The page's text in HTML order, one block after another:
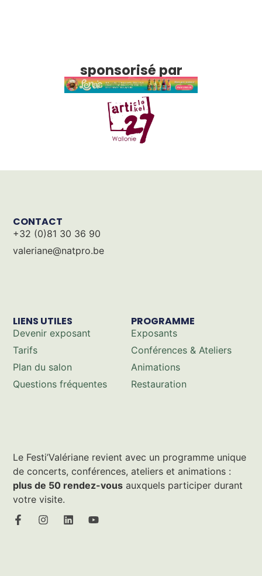
sponsorisé par
Le Festi’Valériane revient avec un programme unique
de concerts, conférences, ateliers et animations :
plus de 50 rendez-vous auxquels participer durant
votre visite.
PROGRAMME
Exposants
Conférences & Ateliers
Animations
Restauration
LIENS UTILES
Devenir exposant
Tarifs
Plan du salon
Questions fréquentes
CONTACT
+32 (0)81 30 36 90
valeriane@natpro.be